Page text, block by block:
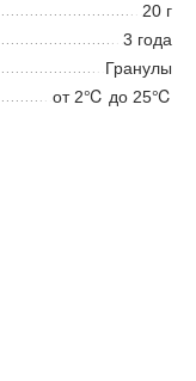
20 г
3 года
Гранулы
от 2℃ до 25℃